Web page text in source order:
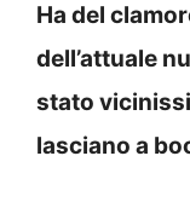
Ha del
dell’attuale
stato
lasciano a